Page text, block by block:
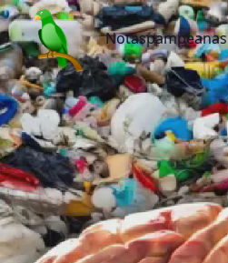
Notaspampeanas
Notaspampeanas